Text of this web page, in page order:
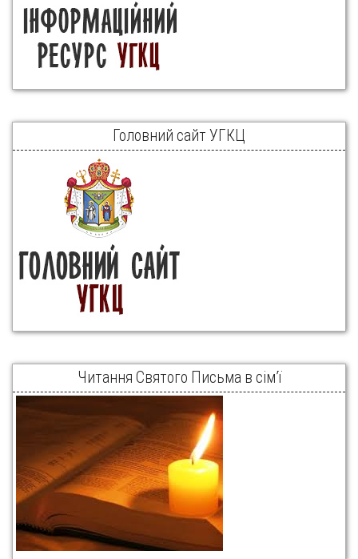
Головний сайт УГКЦ
Читання Святого Письма в сім’ї